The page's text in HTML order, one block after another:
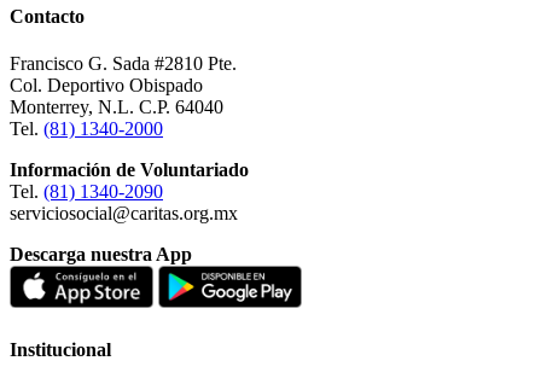
Contacto
Francisco G. Sada #2810 Pte.
Col. Deportivo Obispado
Monterrey, N.L. C.P. 64040
Tel. (81) 1340-2000
Información de Voluntariado
Tel. (81) 1340-2090
serviciosocial@caritas.org.mx
Descarga nuestra App
Institucional